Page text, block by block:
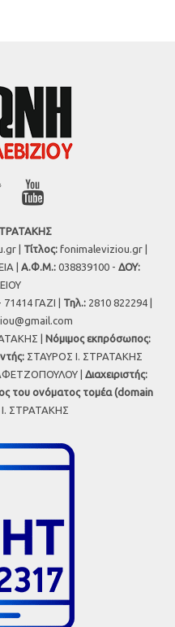
| Τίτλος:fonimaleviziou.gr |
| Α.Φ.Μ.: 038839100 - ΔΟΥ:
ΓΑΖΙ | Τηλ.: 2810 822294 |
| Νόμιμος εκπρόσωπος:
ΣΤΑΥΡΟΣ Ι. ΣΤΡΑΤΑΚΗΣ
| Διαχειριστής:
του ονόματος τομέα (domain
ΣΤΡΑΤΑΚΗΣ